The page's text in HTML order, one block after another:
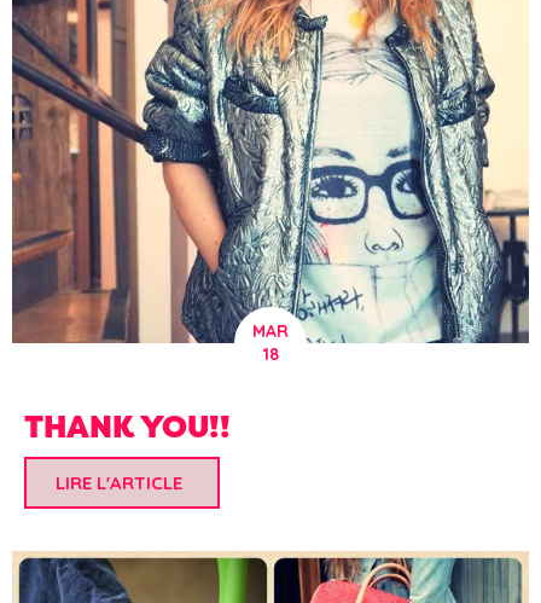
MAR
18
THANK YOU!!
LIRE L'ARTICLE